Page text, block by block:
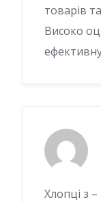
товарів
Високо
Хлопці з –